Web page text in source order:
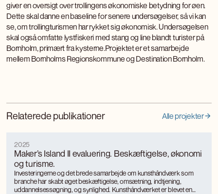
giver en oversigt over trollingens økonomiske betydning for øen.
Dette skal danne en baseline for senere undersøgelser, så vi kan
se, om trollingturismen har rykket sig økonomisk. Undersøgelsen
skal også omfatte lystfiskeri med stang og line blandt turister på
Bornholm, primært fra kysterne.Projektet er et samarbejde
mellem Bornholms Regionskommune og Destination Bornholm.
Relaterede publikationer Alle projekter
Maker’s Island II evaluering. Beskæftigelse, økonomi
og turisme.
2025
Investeringerne og det brede samarbejde om kunsthåndværk som
branche har skabt øget beskæftigelse, omsætning, indtjening,
uddannelsessøgning, og synlighed. Kunsthåndværket er blevet en